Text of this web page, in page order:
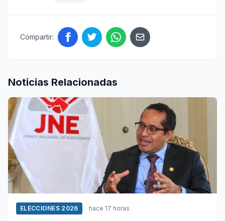
Compartir:
Noticias Relacionadas
ELECCIONES 2026 hace 17 horas